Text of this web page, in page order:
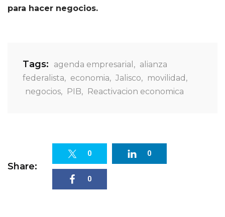
para hacer negocios.
Tags: agenda empresarial , alianza
federalista, economia, Jalisco, movilidad ,
negocios, PIB, Reactivacion economica
Share:
0 0
0